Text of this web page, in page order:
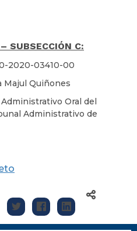
SUBSECCIÓN C:
2020-03410-00
Majul Quiñones
Oral del
Administrativo de